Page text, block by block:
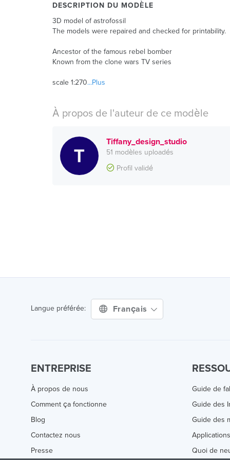
DESCRIPTION DU MODÈLE
3D model of astrofossil
The models were repaired and checked for printability.
Ancestor of the famous rebel bomber
Known from the clone wars TV series
scale 1:270...Plus
À propos de l'auteur de ce modèle
Tiffany_design_studio
51 modèles uploadés
Profil validé
Langue préférée: Français
ENTREPRISE
À propos de nous
Comment ça fonctionne
Blog
Contactez nous
Presse
Guide de
Guide des
Guide des
Applications
Quoi de